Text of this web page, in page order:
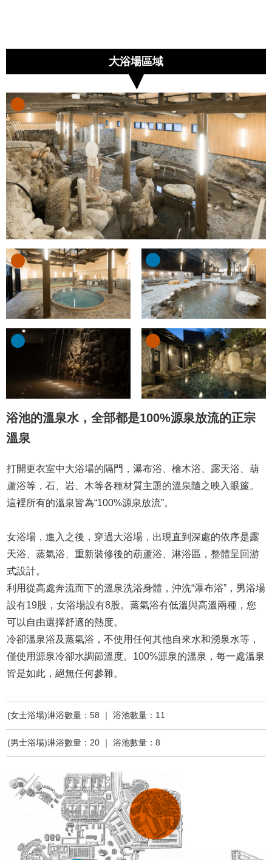
大浴場區域
浴池的溫泉水，全部都是100%源泉放流的正宗
溫泉
打開更衣室中大浴場的隔門，瀑布浴、檜木浴、露天浴、葫
蘆浴等，石、岩、木等各種材質主題的溫泉隨之映入眼簾。
這裡所有的溫泉皆為“100%源泉放流”。
女浴場，進入之後，穿過大浴場，出現直到深處的依序是露
天浴、蒸氣浴、重新裝修後的葫蘆浴、淋浴區，整體呈回游
式設計。
利用從高處奔流而下的溫泉洗浴身體，沖洗“瀑布浴”，男浴場
設有19股，女浴場設有8股。蒸氣浴有低溫與高溫兩種，您
可以自由選擇舒適的熱度。
冷卻溫泉浴及蒸氣浴，不使用任何其他自來水和湧泉水等，
僅使用源泉冷卻水調節溫度。100%源泉的溫泉，每一處溫泉
皆是如此，絕無任何參雜。
(女士浴場)淋浴數量：58 ｜ 浴池數量：11
(男士浴場)淋浴數量：20 ｜ 浴池數量：8